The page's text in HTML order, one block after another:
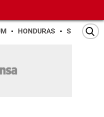
HONDURAS SAN PEDRO